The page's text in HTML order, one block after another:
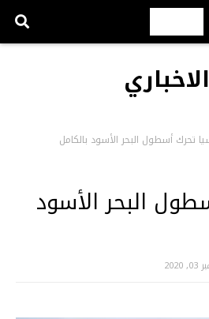
تحرك أسطول البحر الأسود بالكامل
البحر الأسود